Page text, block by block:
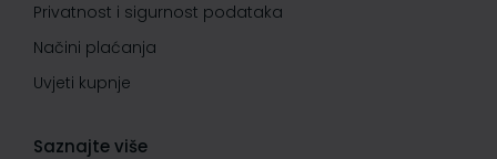
Privatnost i sigurnost podataka
Načini plaćanja
Uvjeti kupnje
Saznajte više